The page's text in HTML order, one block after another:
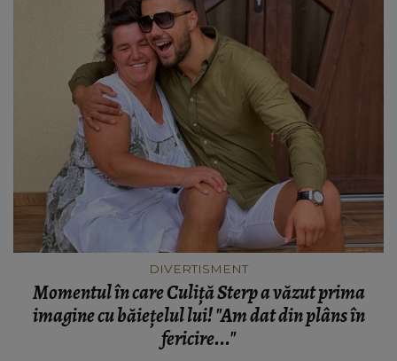
DIVERTISMENT
Momentul în care Culiţă Sterp a văzut prima
imagine cu băieţelul lui! "Am dat din plâns în
fericire..."